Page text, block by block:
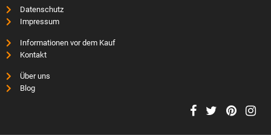
Datenschutz
Impressum
Informationen vor dem Kauf
Kontakt
Über uns
Blog